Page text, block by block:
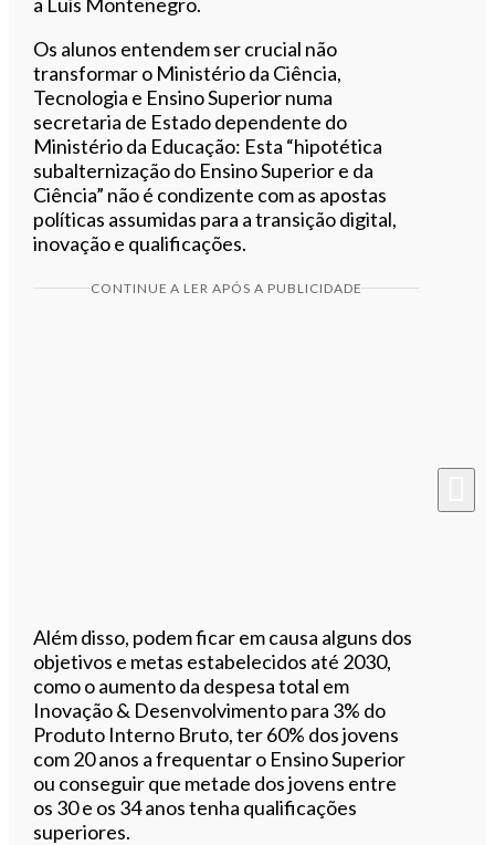
Os alunos entendem ser crucial não
transformar o Ministério da Ciência,
Tecnologia e Ensino Superior numa
secretaria de Estado dependente do
Ministério da Educação: Esta “hipotética
subalternização do Ensino Superior e da
Ciência” não é condizente com as apostas
políticas assumidas para a transição digital,
inovação e qualificações.
CONTINUE A LER APÓS A PUBLICIDADE
Além disso, podem ficar em causa alguns dos
objetivos e metas estabelecidos até 2030,
como o aumento da despesa total em
Inovação & Desenvolvimento para 3% do
Produto Interno Bruto, ter 60% dos jovens
com 20 anos a frequentar o Ensino Superior
ou conseguir que metade dos jovens entre
os 30 e os 34 anos tenha qualificações
superiores.